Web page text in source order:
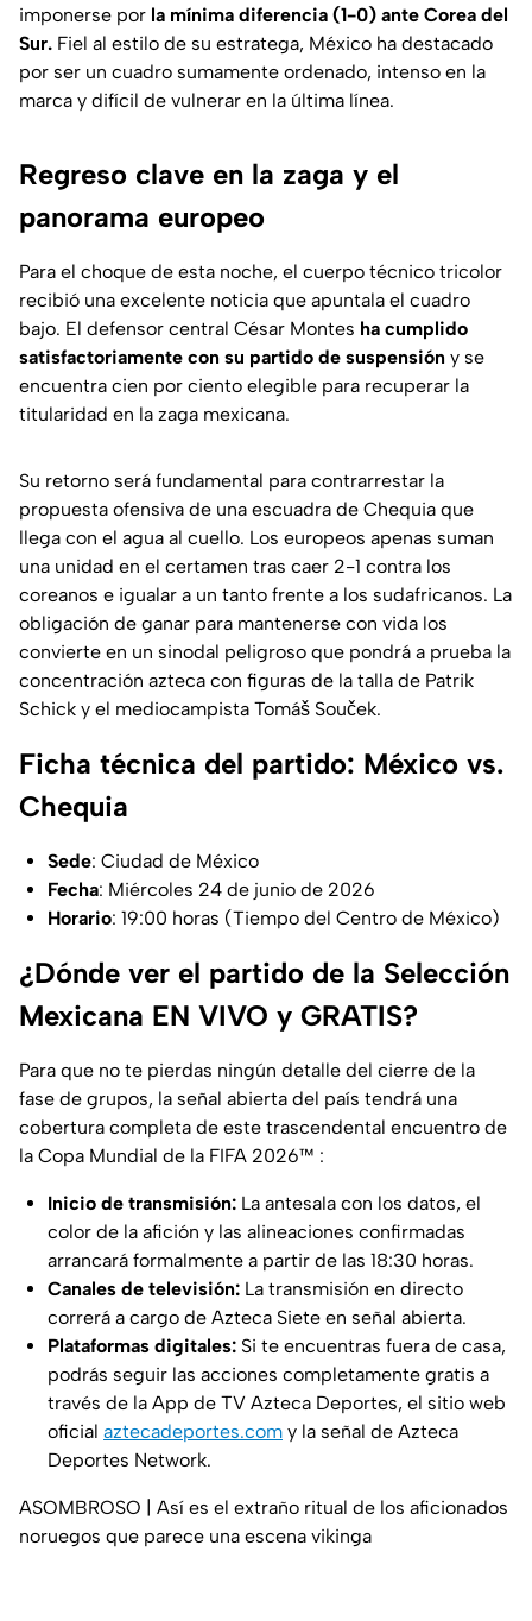
imponerse por la mínima diferencia (1-0) ante Corea del
Sur. Fiel al estilo de su estratega, México ha destacado
por ser un cuadro sumamente ordenado, intenso en la
marca y difícil de vulnerar en la última línea.
Regreso clave en la zaga y el
panorama europeo
Para el choque de esta noche, el cuerpo técnico tricolor
recibió una excelente noticia que apuntala el cuadro
bajo. El defensor central César Montes ha cumplido
satisfactoriamente con su partido de suspensión y se
encuentra cien por ciento elegible para recuperar la
titularidad en la zaga mexicana.
Su retorno será fundamental para contrarrestar la
propuesta ofensiva de una escuadra de Chequia que
llega con el agua al cuello. Los europeos apenas suman
una unidad en el certamen tras caer 2-1 contra los
coreanos e igualar a un tanto frente a los sudafricanos. La
obligación de ganar para mantenerse con vida los
convierte en un sinodal peligroso que pondrá a prueba la
concentración azteca con figuras de la talla de Patrik
Schick y el mediocampista Tomáš Souček.
Ficha técnica del partido: México vs.
Chequia
Sede: Ciudad de México
Fecha: Miércoles 24 de junio de 2026
Horario: 19:00 horas (Tiempo del Centro de México)
¿Dónde ver el partido de la Selección
Mexicana EN VIVO y GRATIS?
Para que no te pierdas ningún detalle del cierre de la
fase de grupos, la señal abierta del país tendrá una
cobertura completa de este trascendental encuentro de
la Copa Mundial de la FIFA 2026™ :
Inicio de transmisión: La antesala con los datos, el
color de la afición y las alineaciones confirmadas
arrancará formalmente a partir de las 18:30 horas.
Canales de televisión: La transmisión en directo
correrá a cargo de Azteca Siete en señal abierta.
Plataformas digitales: Si te encuentras fuera de casa,
podrás seguir las acciones completamente gratis a
través de la App de TV Azteca Deportes, el sitio web
oficial aztecadeportes.com y la señal de Azteca
Deportes Network.
ASOMBROSO | Así es el extraño ritual de los aficionados
noruegos que parece una escena vikinga